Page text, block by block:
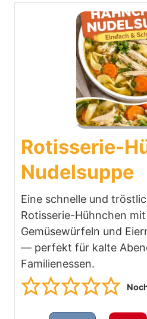
Rotisserie-
Nudelsuppe
Eine schnelle und
Rotisserie-Hühnchen
Gemüsewürfeln und
— perfekt für kalte
Familienessen.